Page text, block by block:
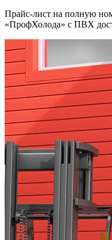
Прайс-лист на полную
«ПрофХолода» с ПВХ